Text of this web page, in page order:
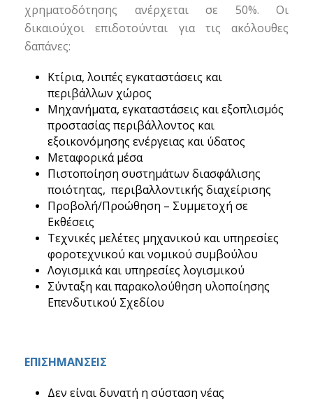
χρηματοδότησης ανέρχεται σε 50%. Οι
δικαιούχοι επιδοτούνται για τις ακόλουθες
δαπάνες:
Κτίρια, λοιπές εγκαταστάσεις και
περιβάλλων χώρος
Μηχανήματα, εγκαταστάσεις και εξοπλισμός
προστασίας περιβάλλοντος και
εξοικονόμησης ενέργειας και ύδατος
Μεταφορικά μέσα
Πιστοποίηση συστημάτων διασφάλισης
ποιότητας, περιβαλλοντικής διαχείρισης
Προβολή/Προώθηση – Συμμετοχή σε
Εκθέσεις
Τεχνικές μελέτες μηχανικού και υπηρεσίες
φοροτεχνικού και νομικού συμβούλου
Λογισμικά και υπηρεσίες λογισμικού
Σύνταξη και παρακολούθηση υλοποίησης
Επενδυτικού Σχεδίου
ΕΠΙΣΗΜΑΝΣΕΙΣ
Δεν είναι δυνατή η σύσταση νέας